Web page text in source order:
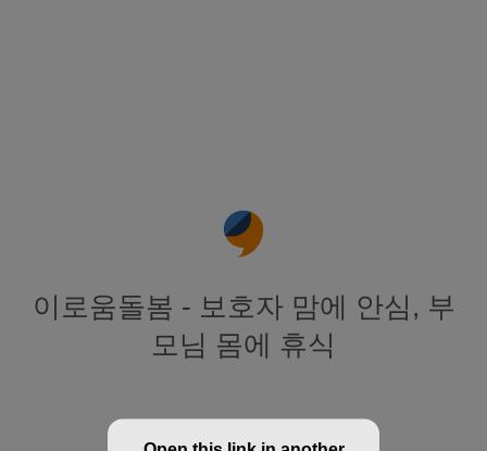
이로움돌봄 - 보호자 맘에 안심, 부
모님 몸에 휴식